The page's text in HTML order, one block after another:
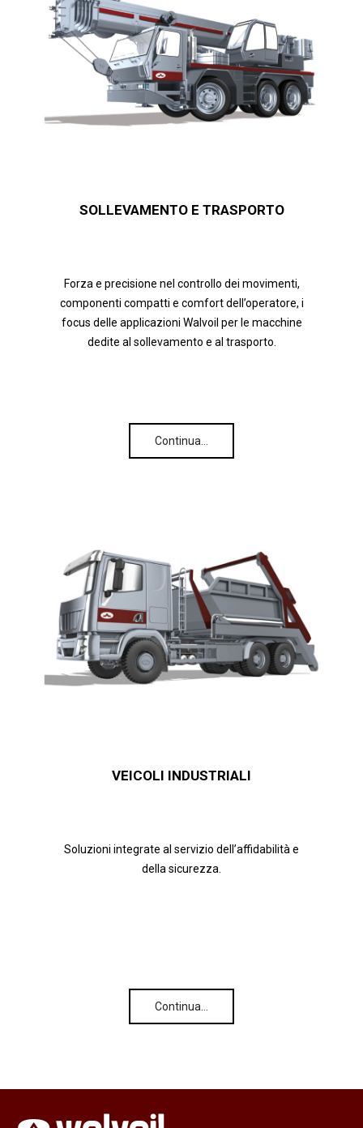
SOLLEVAMENTO E TRASPORTO
Forza e precisione nel controllo dei movimenti,
componenti compatti e comfort dell’operatore, i
focus delle applicazioni Walvoil per le macchine
dedite al sollevamento e al trasporto.
Continua…
VEICOLI INDUSTRIALI
Soluzioni integrate al servizio dell’affidabilità e
della sicurezza.
Continua…